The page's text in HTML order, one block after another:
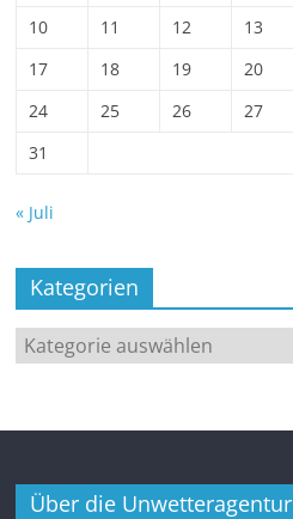
10
11 12 13
17
18 19 20
24
25 26 27
31
« Juli
Kategorien
Kategorien
Über die Unwetteragentur